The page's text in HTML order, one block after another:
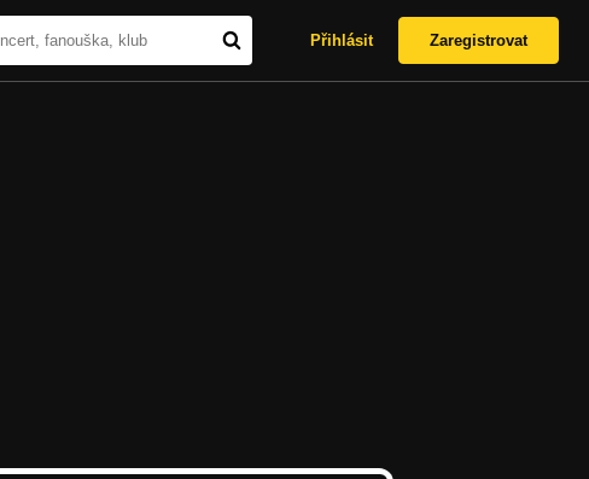
Přihlásit Zaregistrovat